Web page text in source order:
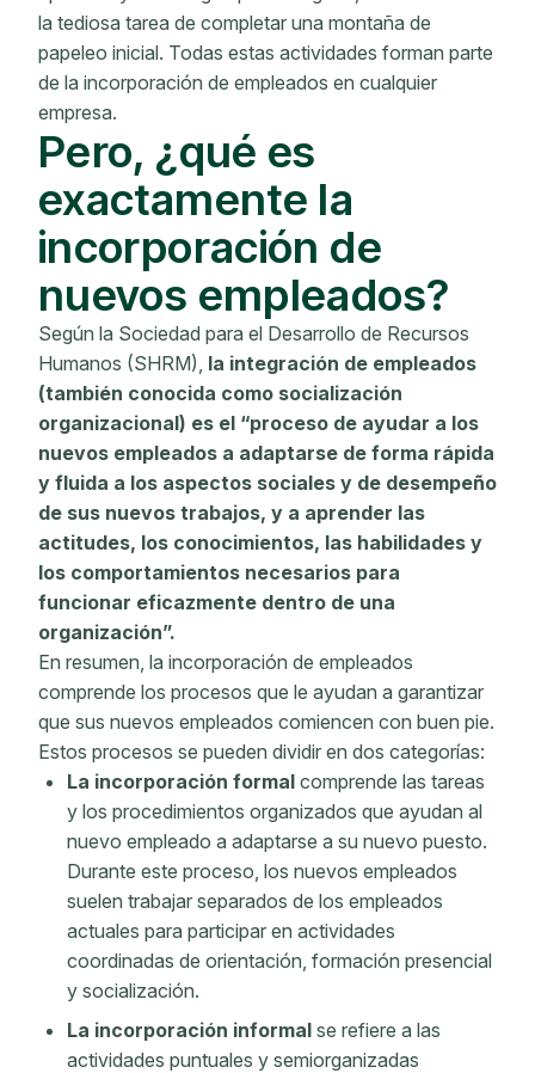
la tediosa tarea de completar una montaña de
papeleo inicial. Todas estas actividades forman parte
de la incorporación de empleados en cualquier
empresa.
Pero, ¿qué es
exactamente la
incorporación de
nuevos empleados?
Según la Sociedad para el Desarrollo de Recursos
Humanos (SHRM), la integración de empleados
(también conocida como socialización
organizacional) es el “proceso de ayudar a los
nuevos empleados a adaptarse de forma rápida
y fluida a los aspectos sociales y de desempeño
de sus nuevos trabajos, y a aprender las
actitudes, los conocimientos, las habilidades y
los comportamientos necesarios para
funcionar eficazmente dentro de una
organización”.
En resumen, la incorporación de empleados
comprende los procesos que le ayudan a garantizar
que sus nuevos empleados comiencen con buen pie.
Estos procesos se pueden dividir en dos categorías:
La incorporación formal comprende las tareas
y los procedimientos organizados que ayudan al
nuevo empleado a adaptarse a su nuevo puesto.
Durante este proceso, los nuevos empleados
suelen trabajar separados de los empleados
actuales para participar en actividades
coordinadas de orientación, formación presencial
y socialización.
La incorporación informal se refiere a las
actividades puntuales y semiorganizadas